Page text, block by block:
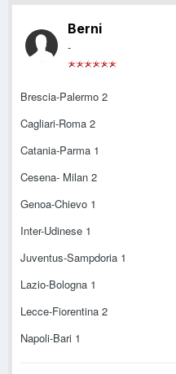
Berni
-
Brescia-Palermo 2
Cagliari-Roma 2
Catania-Parma 1
Cesena- Milan 2
Genoa-Chievo 1
Inter-Udinese 1
Juventus-Sampdoria 1
Lazio-Bologna 1
Lecce-Fiorentina 2
Napoli-Bari 1